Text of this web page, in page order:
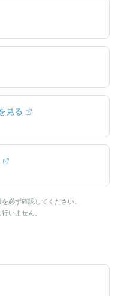
見る
必ず確認してください。
いません。